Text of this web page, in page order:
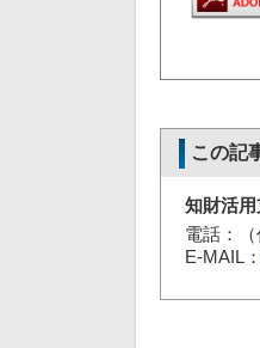
この記
知財活
電話：
E-MAIL：